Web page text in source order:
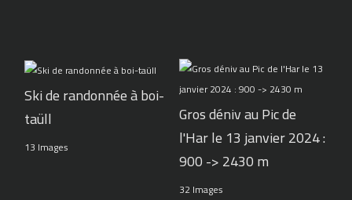
Ski de randonnée à boi-
taüll
13 Images
Gros déniv au Pic de
l'Har le 13 janvier 2024 :
900 -> 2430 m
32 Images